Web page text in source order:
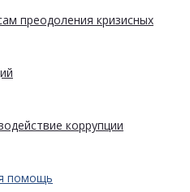
преодоления кризисных
коррупции
помощь